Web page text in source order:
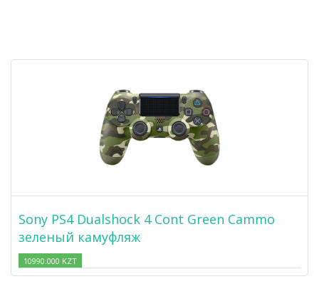
Sony PS4 Dualshock 4 Cont Green Cammo
зеленый камуфляж
10990.000 KZT